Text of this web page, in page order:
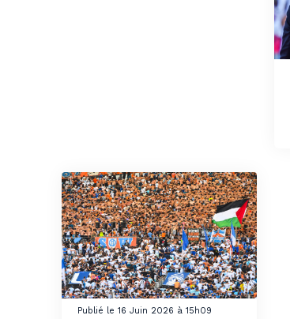
Publié le 16 Juin 2026 à 15h09